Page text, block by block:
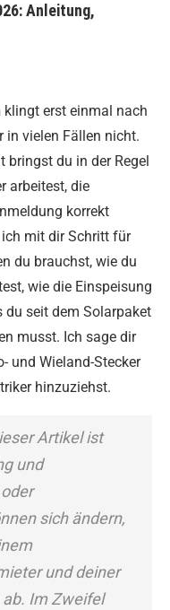
Anleitung,
klingt erst einmal nach
in vielen Fällen nicht.
bringst du in der Regel
arbeitest, die
korrekt
mit dir Schritt für
du brauchst, wie du
wie die Einspeisung
seit dem Solarpaket
musst. Ich sage dir
und Wieland-Stecker
hinzuziehst.
Artikel ist
und
sich ändern,
und deiner
Im Zweifel